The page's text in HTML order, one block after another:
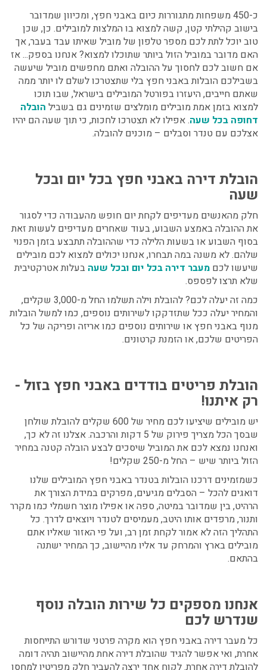
כ-450 משפחות מתגוררות כיום באבני חפץ, ומכיוון שמדובר
בישוב קהילתי קטן, קשה למצוא בו המלצות למובילים. כן, שכן
טוב יוכל לתת לכם מספר טלפון של מוביל שאיתו עבד בעבר, אך
האם מדובר במוביל הזול ביותר שתוכלו למצוא? אנחנו בספק... אז
אם חשוב לכם לחסוך על ההובלה ואתם מחפשים מוביל שיעשה
בשבילכם הובלות באבני חפץ בלי שתצטרכו לשלם לו יותר ממה
שאתם חייבים, היעזרו בפורטל המובילים בישראל, שבו תוכו
למצוא בזמן אמת מובילים מומלצים שזמינים גם בשביל הובלה
דחופה בכל שעה.אפילו לא תצטרכו לחכות, כי תוך שעה הם יהיו
אצלכם עם טנדר וסבלים – מוכנים להובלה.
הובלת דירה באבני חפץ בכל יום ובכל
שעה
חלק מהאנשים מעדיפים לקחת יום חופש מהעבודה כדי לסגור
את ההובלה באמצע השבוע, בעוד שאחרים מעדיפים לעשות זאת
בסוף השבוע או בשעות הלילה כדי שההובלה תתבצע בזמן הפנוי
שלהם. לא משנה במה תבחרו, אנחנו יכולים למצוא לכם מובילים
שיעשו לכם מעבר דירה בכל יום ובכל שעה בעלות אטרקטיבית
שלא תרצו לפספס.
כמה זה יעלה לכם? להובלת וילה תשלמו החל מ-3,000 שקלים,
והמחיר יעלה ככל שתזדקקו לשירותים נוספים, כמו למשל הובלות
מנוף באבני חפץ או שירותים נוספים כמו אריזה ופריקה של כל
הפריטים שלכם, או הזמנת קרטונים.
הובלת פריטים בודדים באבני חפץ בזול -
רק איתנו!
יש מובילים שיציעו לכם מחיר של 600 שקלים להובלת שולחן
שבסך הכל מצריך פירוק של 5 דקות והרכבה. אצלנו זה לא כך,
ואנחנו נמצא לכם את המוביל שיסכים לבצע הובלה קטנה במחיר
הזול ביותר שיש – החל מ-250 שקלים!
כשמזמינים דרכנו הובלות בטנדר באבני חפץ המובילים שלנו
דואגים להכל – הסבלים מגיעים, מפרקים במידת הצורך את
הרהיט, בין שמדובר במיטה, ספה או אפילו מוצר חשמלי כמו מקרר
ותנור, מרפדים אותו היטב, מעמיסים לטנדר ויוצאים לדרך. כל
התהליך הזה לא אמור לקחת זמן רב, ועל פי האזור שאליו אתם
מובילים בארץ והמרחק עד אליו מהיישוב, כך המחיר ישתנה
בהתאם.
אנחנו מספקים כל שירות הובלה נוסף
שנדרש לכם
כל מעבר דירה באבני חפץ הוא מקרה פרטני שדורש התייחסות
אחרת, ואי אפשר להגיד שהובלת דירה אחת מהיישוב תהיה דומה
להובלת דירה אחרת. לקוח אחד ירצה להעביר חלק מפריטיו למחסן